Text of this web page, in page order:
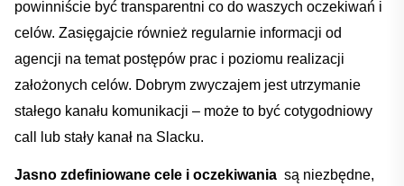
powinniście być transparentni co do‍ waszych oczekiwań i‌
celów. Zasięgajcie również regularnie informacji ⁢od
agencji na temat⁢ postępów prac i poziomu realizacji
założonych⁤ celów. Dobrym⁣ zwyczajem jest⁣ utrzymanie​
stałego⁢ kanału komunikacji – ⁣może to‌ być ‍cotygodniowy
call⁣ lub stały⁢ kanał​ na Slacku.
Jasno ‍zdefiniowane cele i oczekiwania ‍ są niezbędne,